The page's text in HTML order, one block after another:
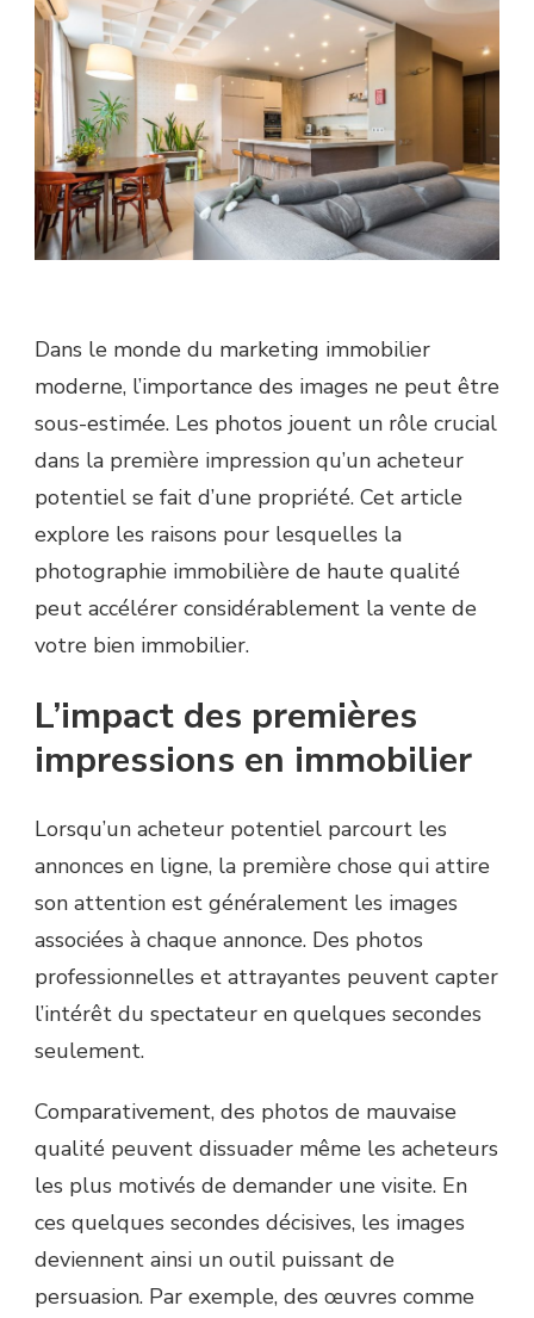
Dans le monde du marketing immobilier
moderne, l’importance des images ne peut être
sous-estimée. Les photos jouent un rôle crucial
dans la première impression qu’un acheteur
potentiel se fait d’une propriété. Cet article
explore les raisons pour lesquelles la
photographie immobilière de haute qualité
peut accélérer considérablement la vente de
votre bien immobilier.
L’impact des premières
impressions en immobilier
Lorsqu’un acheteur potentiel parcourt les
annonces en ligne, la première chose qui attire
son attention est généralement les images
associées à chaque annonce. Des photos
professionnelles et attrayantes peuvent capter
l’intérêt du spectateur en quelques secondes
seulement.
Comparativement, des photos de mauvaise
qualité peuvent dissuader même les acheteurs
les plus motivés de demander une visite. En
ces quelques secondes décisives, les images
deviennent ainsi un outil puissant de
persuasion. Par exemple, des œuvres comme